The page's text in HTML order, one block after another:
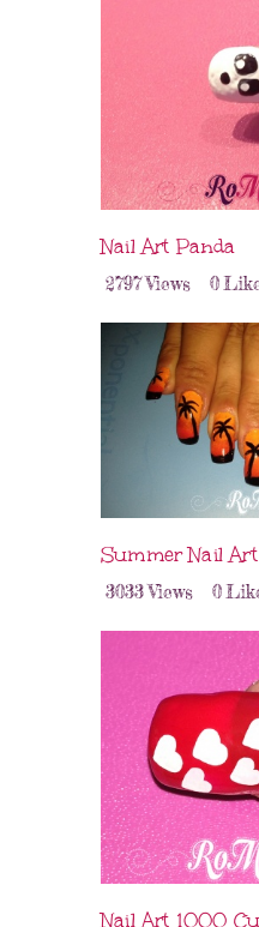
Nail Art Panda
2797Views 0
Summer Nail Art
3033Views 0
Nail Art 1000